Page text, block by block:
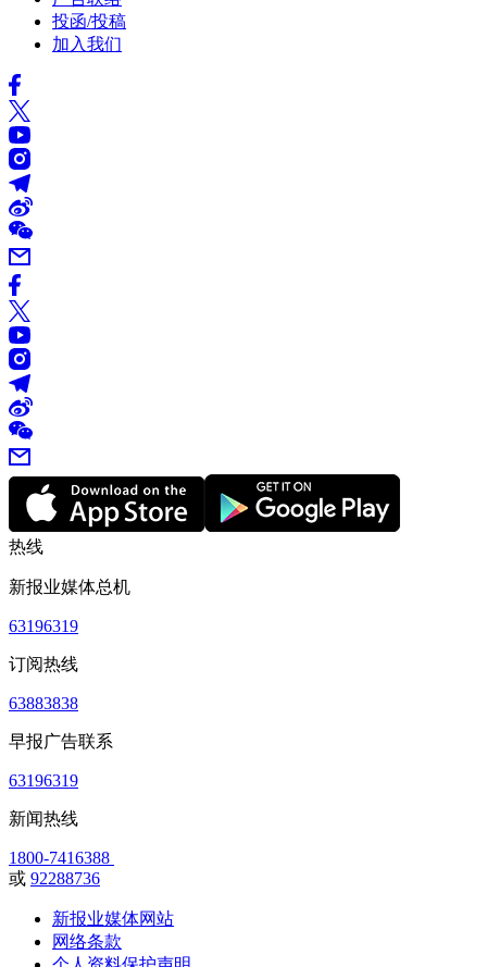
投函/投稿
加入我们
热线
新报业媒体总机
63196319
订阅热线
63883838
早报广告联系
63196319
新闻热线
1800-7416388
或 92288736
新报业媒体网站
网络条款